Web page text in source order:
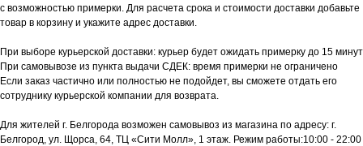
с возможностью примерки. Для расчета срока и стоимости доставки добавьте
товар в корзину и укажите адрес доставки.
При выборе курьерской доставки: курьер будет ожидать примерку до 15 минут
При самовывозе из пункта выдачи СДЕК: время примерки не ограничено
Если заказ частично или полностью не подойдет, вы сможете отдать его
сотруднику курьерской компании для возврата.
Для жителей г. Белгорода возможен самовывоз из магазина по адресу: г.
Белгород, ул. Щорса, 64, ТЦ «Сити Молл», 1 этаж. Режим работы:10:00 - 22:00